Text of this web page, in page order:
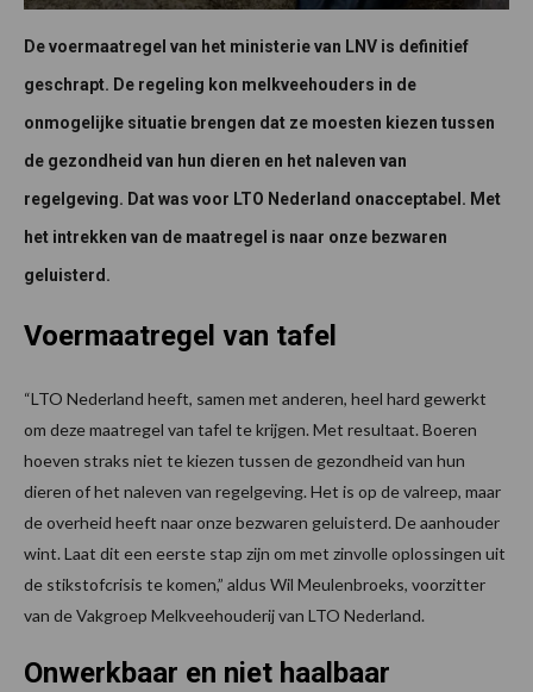
De voermaatregel van het ministerie van LNV is definitief
geschrapt. De regeling kon melkveehouders in de
onmogelijke situatie brengen dat ze moesten kiezen tussen
de gezondheid van hun dieren en het naleven van
regelgeving. Dat was voor LTO Nederland onacceptabel. Met
het intrekken van de maatregel is naar onze bezwaren
geluisterd.
Voermaatregel van tafel
“LTO Nederland heeft, samen met anderen, heel hard gewerkt
om deze maatregel van tafel te krijgen. Met resultaat. Boeren
hoeven straks niet te kiezen tussen de gezondheid van hun
dieren of het naleven van regelgeving. Het is op de valreep, maar
de overheid heeft naar onze bezwaren geluisterd. De aanhouder
wint. Laat dit een eerste stap zijn om met zinvolle oplossingen uit
de stikstofcrisis te komen,” aldus Wil Meulenbroeks, voorzitter
van de Vakgroep Melkveehouderij van LTO Nederland.
Onwerkbaar en niet haalbaar